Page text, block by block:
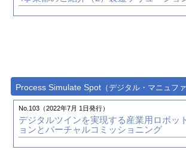
No.30（2003年7月 1日発行）
これからの製造業のあり方とは
有効活用―
株式会社 エイム 様
Process Simulate Spot （デジタル・マニュフ
No.103（2022年7月 1日発行）
デジタルツインを実現する産業用ロボッ
ョンとバーチャルコミッショニング